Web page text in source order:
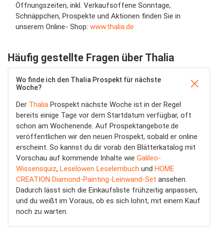
Öffnungszeiten, inkl. Verkaufsoffene Sonntage,
Schnäppchen, Prospekte und Aktionen finden Sie in
unserem Online- Shop: www.thalia.de
Häufig gestellte Fragen über Thalia
Wo finde ich den Thalia Prospekt für nächste
Woche?
Der Thalia Prospekt nächste Woche ist in der Regel
bereits einige Tage vor dem Startdatum verfügbar, oft
schon am Wochenende. Auf Prospektangebote.de
veröffentlichen wir den neuen Prospekt, sobald er online
erscheint. So kannst du dir vorab den Blätterkatalog mit
Vorschau auf kommende Inhalte wie Galileo-
Wissensquiz, Leselöwen Leselernbuch und HOME
CREATION Diamond-Painting-Leinwand-Set ansehen.
Dadurch lässt sich die Einkaufsliste frühzeitig anpassen,
und du weißt im Voraus, ob es sich lohnt, mit einem Kauf
noch zu warten.